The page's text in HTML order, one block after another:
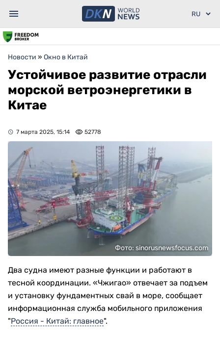
Новости » Окно в Китай
Устойчивое развитие отрасли
морской ветроэнергетики в
Китае
7 марта 2025, 15:14 52778
Фото: sinorusnewsfocus.com
Два судна имеют разные функции и работают в
тесной координации. «Чжигао» отвечает за подъем
и установку фундаментных свай в море, сообщает
информационная служба мобильного приложения
"Россия - Китай: главное".